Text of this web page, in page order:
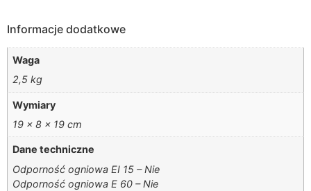
Informacje dodatkowe
Waga
2,5 kg
Wymiary
19 × 8 × 19 cm
Dane techniczne
Odporność ogniowa EI 15 – Nie
Odporność ogniowa E 60 – Nie